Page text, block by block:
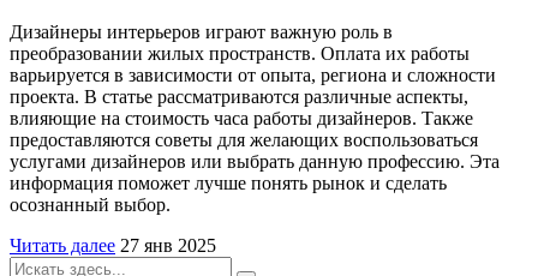
Дизайнеры интерьеров играют важную роль в
преобразовании жилых пространств. Оплата их работы
варьируется в зависимости от опыта, региона и сложности
проекта. В статье рассматриваются различные аспекты,
влияющие на стоимость часа работы дизайнеров. Также
предоставляются советы для желающих воспользоваться
услугами дизайнеров или выбрать данную профессию. Эта
информация поможет лучше понять рынок и сделать
осознанный выбор.
Читать далее 27 янв 2025